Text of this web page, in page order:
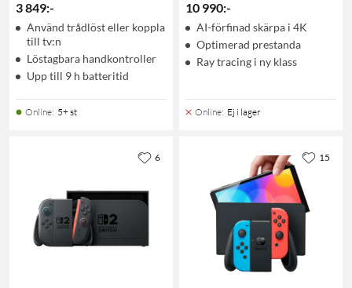
3 849:-
Använd trådlöst eller koppla
till tv:n
Löstagbara handkontroller
Upp till 9 h batteritid
Online: 5+ st
10 990:-
AI-förfinad skärpa i 4K
Optimerad prestanda
Ray tracing i ny klass
Online: Ej i lager
6 15